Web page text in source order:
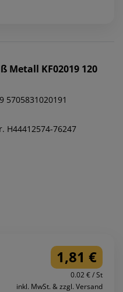
Metall KF02019 120
5705831020191
H44412574-76247
1,81 €
0.02 € / St
inkl. MwSt. & zzgl. Versand